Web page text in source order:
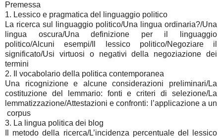
Premessa
1. Lessico e pragmatica del linguaggio politico
La ricerca sul linguaggio politico/Una lingua ordinaria?/Una
lingua oscura/Una definizione per il linguaggio
politico/Alcuni esempi/Il lessico politico/Negoziare il
significato/Usi virtuosi o negativi della negoziazione dei
termini
2. Il vocabolario della politica contemporanea
Una ricognizione e alcune considerazioni preliminari/La
costituzione del lemmario: fonti e criteri di selezione/La
lemmatizzazione/Attestazioni e confronti: l’applicazione a un
corpus
3. La lingua politica dei blog
Il metodo della ricerca/L’incidenza percentuale del lessico